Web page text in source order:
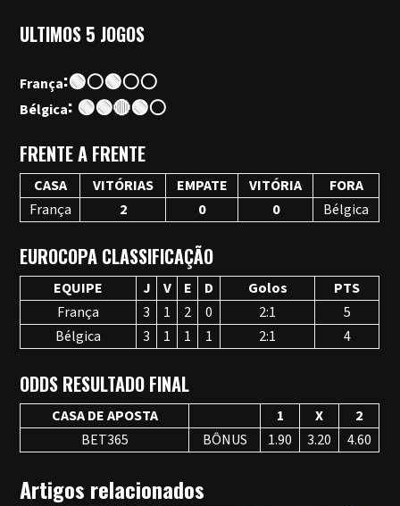
ULTIMOS 5 JOGOS
França:🟢⚪🟢⚪⚪
Bélgica: 🟢🟢🔴🟢⚪
FRENTE A FRENTE
CASA VITÓRIAS EMPATE VITÓRIA
FORA
França
2 0 0 Bélgica
EUROCOPA CLASSIFICAÇÃO
EQUIPE J V E D Golos
PTS
França
3 1 2 0 2:1
5
Bélgica
3 1 1 1 2:1 4
ODDS RESULTADO FINAL
CASA DE APOSTA 1 X
2
BET365
BÔNUS 1.90 3.20 4.60
Artigos relacionados